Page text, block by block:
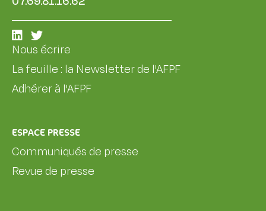
Nous écrire
La feuille : la Newsletter de l'AFPF
Adhérer à l'AFPF
ESPACE PRESSE
Communiqués de presse
Revue de presse